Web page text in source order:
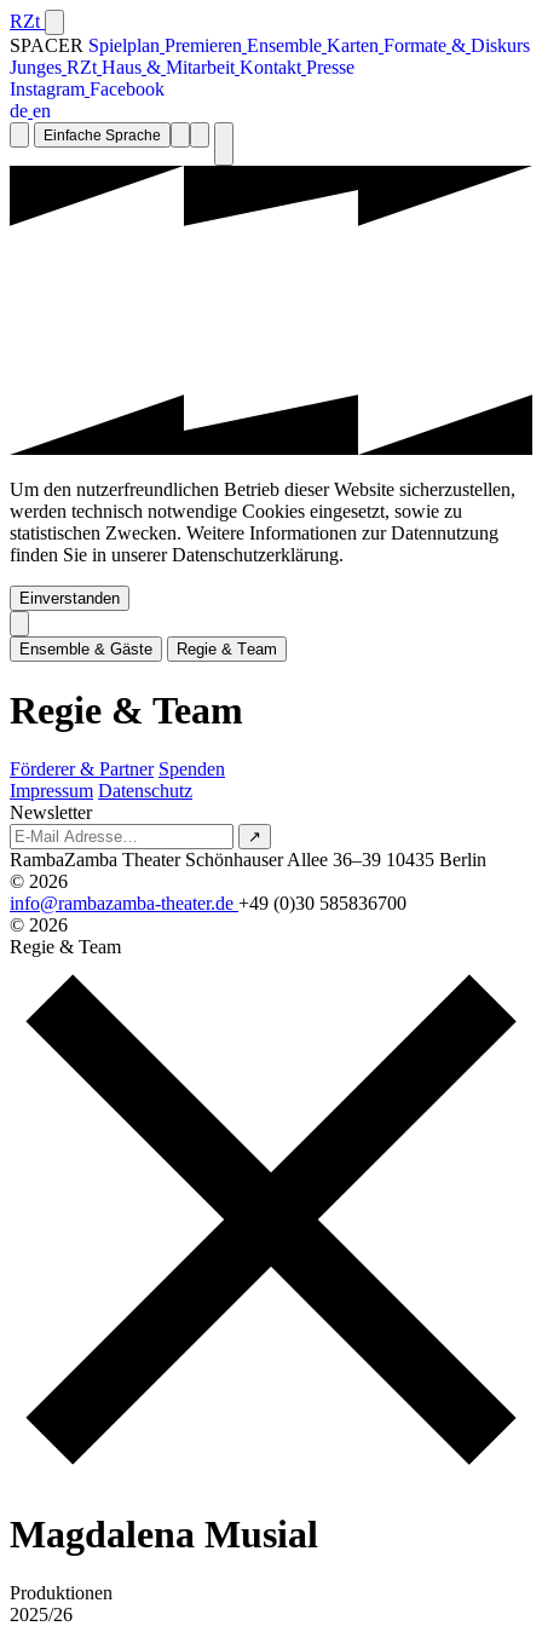
RZt
SPACER Spielplan Premieren Ensemble Karten Formate & Diskurs
Junges RZt Haus & Mitarbeit Kontakt Presse
Instagram Facebook
de en
Einfache Sprache
Um den nutzerfreundlichen Betrieb dieser Website sicherzustellen,
werden technisch notwendige Cookies eingesetzt, sowie zu
statistischen Zwecken. Weitere Informationen zur Datennutzung
finden Sie in unserer Datenschutzerklärung.
Einverstanden
Ensem b e & Gäste Regie & Team
Regie & Team
Förderer & Partner Spenden
Impressum Datenschutz
Newsletter
↗
RambaZamba Theater Schönhauser Allee 36–39 10435 Berlin
© 2026
info@rambazamba-theater.de +49 (0)30 585836700
© 2026
Regie & Team
Magdalena Musial
Produktionen
2025/26